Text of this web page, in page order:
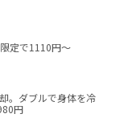
定で1110円～
。ダブルで身体を冷
円